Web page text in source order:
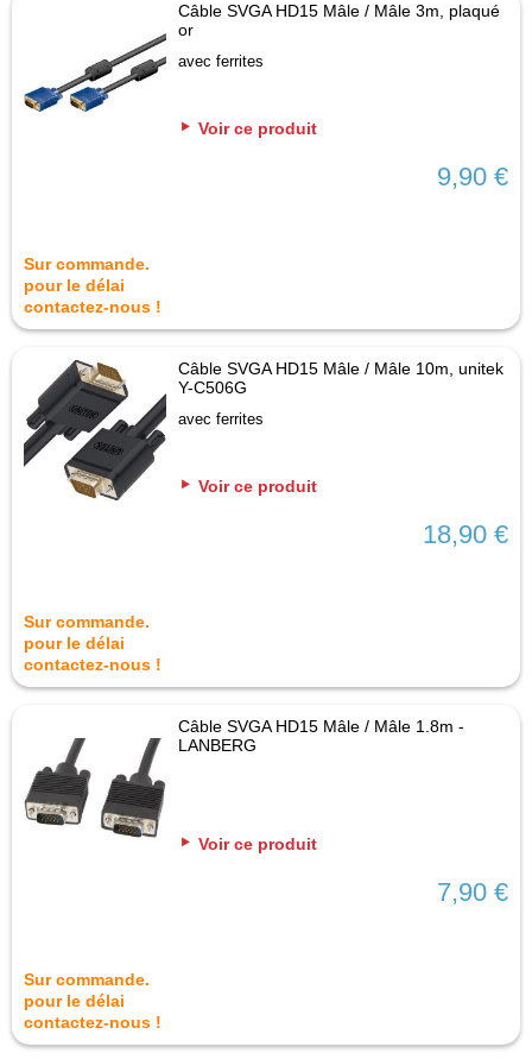
Câble SVGA HD15 Mâle / Mâle 3m, plaqué
or
avec ferrites
Voir ce produit
9,90 €
Sur commande.
pour le délai
contactez-nous !
Câble SVGA HD15 Mâle / Mâle 10m, unitek
Y-C506G
avec ferrites
Voir ce produit
18,90 €
Sur commande.
pour le délai
contactez-nous !
Câble SVGA HD15 Mâle / Mâle 1.8m -
LANBERG
Voir ce produit
7,90 €
Sur commande.
pour le délai
contactez-nous !